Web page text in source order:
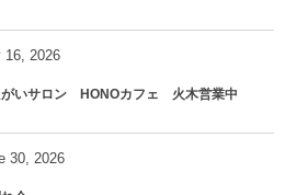
16 2026
がいサロン HONOカフェ 火木営業中
30 2026